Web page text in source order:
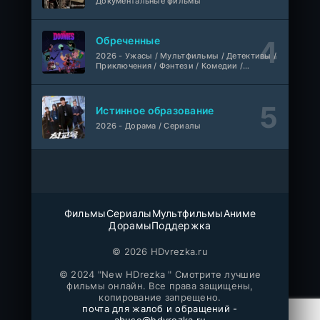
Связанные судьбой
1 сезон
Мыльные оперы Турции, AlisaDirilis, Субтитры
Шатёр чародея
1 сезон
1-6 серия
Дубляж
Обреченные
2026 - Ужасы / Мультфильмы / Детективы /
Приключения / Фэнтези / Комедии /
Истинное образование
2026 - Дорама / Сериалы
ФильмыСериалыМультфильмыАниме
ДорамыПоддержка
© 2026 HDvrezka.ru
© 2024 "New HDrezka " Смотрите лучшие
фильмы онлайн. Все права защищены,
копирование запрещено.
почта для жалоб и обращений -